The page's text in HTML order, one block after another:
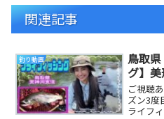
関連記事
釣り動画
鳥取
グ】
ご視聴
ズン3度
ライフ